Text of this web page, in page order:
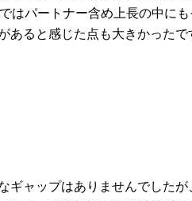
はパートナー含め上長の中に
ると感じた点も大きかったで
ギャップはありませんでしたが